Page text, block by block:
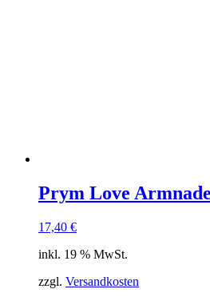
Prym Love
17,40 €
inkl. 19 % MwSt.
zzgl. Versandkosten